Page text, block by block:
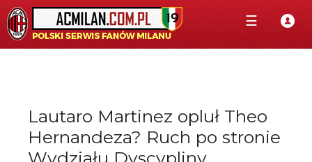
☰
Lautaro Martinez opluł Theo
Hernandeza? Ruch po stronie
Wydziału Dyscypliny